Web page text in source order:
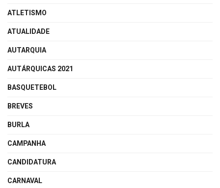
ATLETISMO
ATUALIDADE
AUTARQUIA
AUTÁRQUICAS 2021
BASQUETEBOL
BREVES
BURLA
CAMPANHA
CANDIDATURA
CARNAVAL